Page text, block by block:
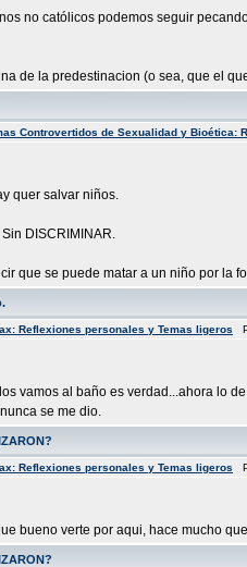
no católicos podemos seguir
de la predestinacion (o sea, que el
Controvertidos de Sexualidad y Bioética:
quer salvar niños.
Sin DISCRIMINAR.
que se puede matar a un niño por la
Reflexiones personales y Temas ligeros
vamos al baño es verdad...ahora lo
se me dio.
Reflexiones personales y Temas ligeros
bueno verte por aqui, hace mucho